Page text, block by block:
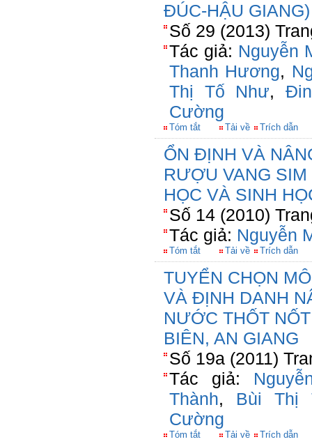
ĐÚC-HẬU GIANG)
Số 29 (2013)
Tác giả: Nguyễn
Thanh Hương,
Thị Tố Như,
Cường
Tóm tắt Tải về Trích dẫn
ỔN ĐỊNH VÀ
RƯỢU VANG
HỌC VÀ SINH
Số 14 (2010)
Tác giả: Nguyễn
Tóm tắt Tải về Trích dẫn
TUYỂN CHỌN
VÀ ĐỊNH DANH
NƯỚC THỐT
BIÊN, AN GIANG
Số 19a (2011)
Tác giả:
Thành, Bùi Thị
Cường
Tóm tắt Tải về Trích dẫn